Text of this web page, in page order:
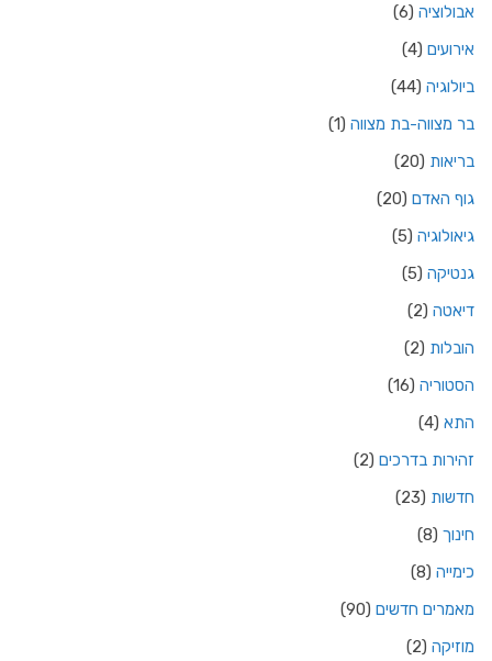
אבולוציה (6)
אירועים (4)
ביולוגיה (44)
בר מצווה-בת מצווה (1)
בריאות (20)
גוף האדם (20)
גיאולוגיה (5)
גנטיקה (5)
דיאטה (2)
הובלות (2)
הסטוריה (16)
התא (4)
זהירות בדרכים (2)
חדשות (23)
חינוך (8)
כימייה (8)
מאמרים חדשים (90)
מוזיקה (2)